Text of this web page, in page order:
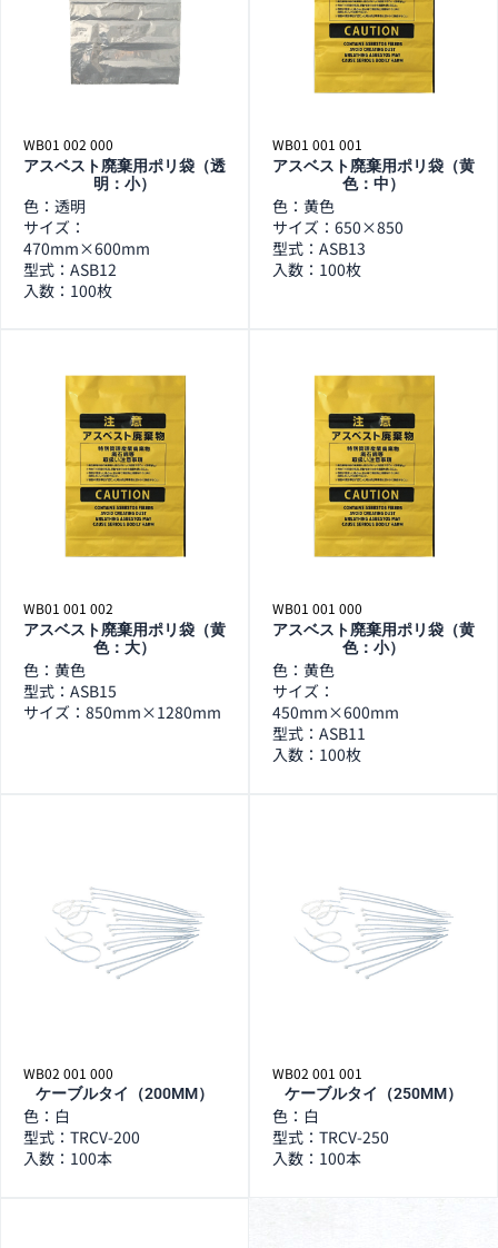
WB01 002 000
アスベスト廃棄用ポリ袋（透
明：小）
色：透明
サイズ：
470mm×600mm
型式：ASB12
入数：100枚
WB01 001 001
アスベスト廃棄用ポリ袋（黄
色：中）
色：黄色
サイズ：650×850
型式：ASB13
入数：100枚
WB01 001 002
アスベスト廃棄用ポリ袋（黄
色：大）
色：黄色
型式：ASB15
サイズ：850mm×1280mm
WB01 001 000
アスベスト廃棄用ポリ袋（黄
色：小）
色：黄色
サイズ：
450mm×600mm
型式：ASB11
入数：100枚
WB02 001 000
ケーブルタイ（200MM）
色：白
型式：TRCV-200
入数：100本
WB02 001 001
ケーブルタイ（250MM）
色：白
型式：TRCV-250
入数：100本